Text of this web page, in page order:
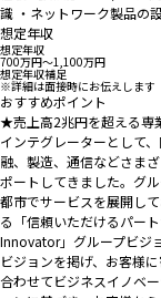
識 ・ネットワーク製品の
想定年収
想定年収
700万円〜1,100万円
想定年収補足
※詳細は面接時にお伝えします
おすすめポイント
★売上高2兆円を超える専
インテグレーターとして
融、製造、通信などさま
ポートしてきました。グ
都市でサービスを展開し
る「信頼いただけるパー
Innovator」グループビジ
ビジョンを掲げ、お客様
合わせてビジネスイノベ